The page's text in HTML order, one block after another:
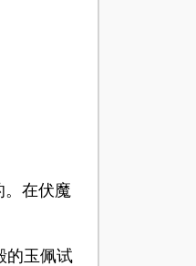
在伏魔
的玉佩试